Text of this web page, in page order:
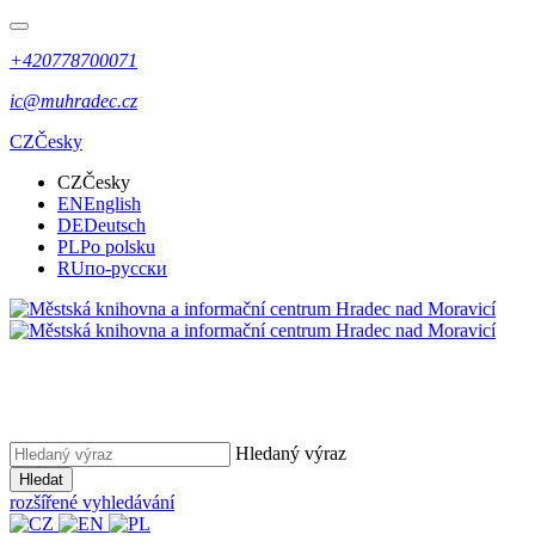
+420778700071
ic@muhradec.cz
CZČesky
CZČesky
ENEnglish
DEDeutsch
PLPo polsku
RUпо-русски
Hledaný výraz
Hledat
rozšířené vyhledávání